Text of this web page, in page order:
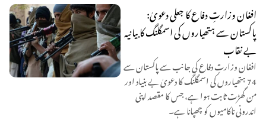
افغان وزارتِ دفاع کا جعلی دعویٰ:
پاکستان سے ہتھیاروں کی اسمگلنگ کا بیانیہ
بے نقاب
افغان وزارتِ دفاع کی جانب سے پاکستان سے
74 ہتھیاروں کی اسمگلنگ کا دعویٰ بے بنیاد اور
من گھڑت ثابت ہوا ہے، جس کا مقصد اپنی
اندرونی ناکامیوں کو چھپانا ہے۔